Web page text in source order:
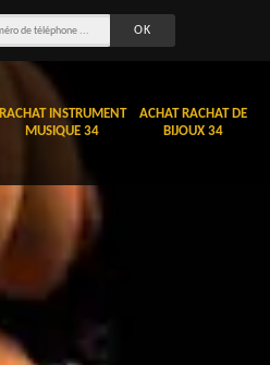
RACHAT INSTRUMENT
MUSIQUE 34
ACHAT RACHAT DE
BIJOUX 34